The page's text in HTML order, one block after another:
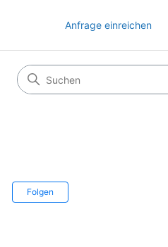
Anfrage einreichen
Folgen